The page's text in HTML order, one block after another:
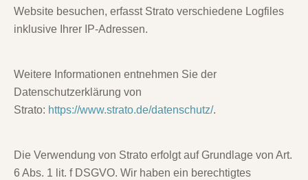
Website besuchen, erfasst Strato verschiedene Logfiles
inklusive Ihrer IP-Adressen.
Weitere Informationen entnehmen Sie der
Datenschutzerklärung von
Strato: https://www.strato.de/datenschutz/.
Die Verwendung von Strato erfolgt auf Grundlage von Art.
6 Abs. 1 lit. f DSGVO. Wir haben ein berechtigtes